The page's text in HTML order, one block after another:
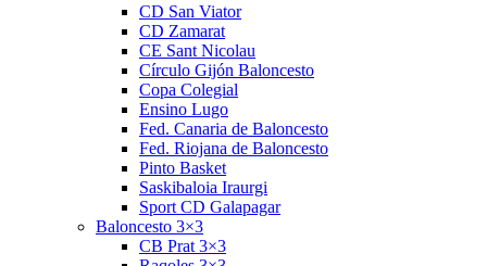
CD San Viator
CD Zamarat
CE Sant Nicolau
Círculo Gijón Baloncesto
Copa Colegial
Ensino Lugo
Fed. Canaria de Baloncesto
Fed. Riojana de Baloncesto
Pinto Basket
Saskibaloia Iraurgi
Sport CD Galapagar
Baloncesto 3×3
CB Prat 3×3